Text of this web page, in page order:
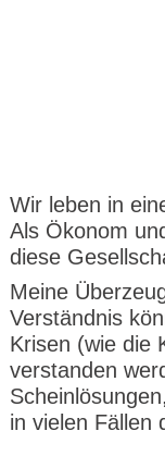
Wir leben in
Als Ökonom
diese
Meine
Verständnis
Krisen (wie die
verstanden
in vielen Fällen